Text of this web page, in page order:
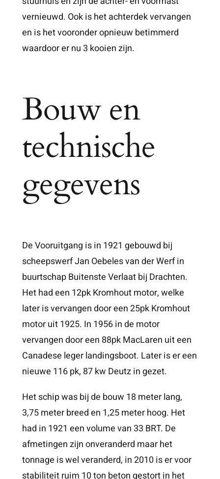
vernieuwd. Ook is het achterdek vervangen
en is het vooronder opnieuw betimmerd
waardoor er nu 3 kooien zijn.
Bouw en
technische
gegevens
De Vooruitgang is in 1921 gebouwd bij
scheepswerf Jan Oebeles van der Werf in
buurtschap Buitenste Verlaat bij Drachten.
Het had een 12pk Kromhout motor, welke
later is vervangen door een 25pk Kromhout
motor uit 1925. In 1956 in de motor
vervangen door een 88pk MacLaren uit een
Canadese leger landingsboot. Later is er een
nieuwe 116 pk, 87 kw Deutz in gezet.
Het schip was bij de bouw 18 meter lang,
3,75 meter breed en 1,25 meter hoog. Het
had in 1921 een volume van 33 BRT. De
afmetingen zijn onveranderd maar het
tonnage is wel veranderd, in 2010 is er voor
stabiliteit ruim 10 ton beton gestort in het